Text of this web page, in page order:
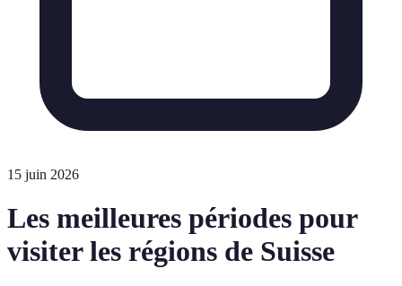
15 juin 2026
Les meilleures périodes pour
visiter les régions de Suisse